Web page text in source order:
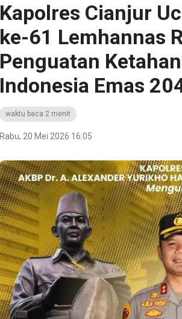
Kapolres Cianjur
ke-61 Lemhannas
Penguatan
Indonesia Emas
waktu baca 2 menit
Rabu, 20 Mei 2026 16:05